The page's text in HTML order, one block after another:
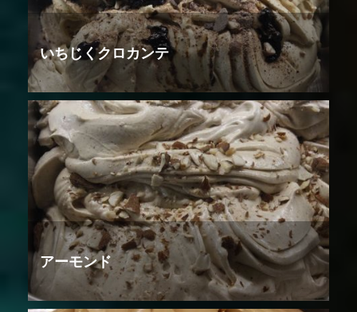
いちじくクロカンテ
アーモンド